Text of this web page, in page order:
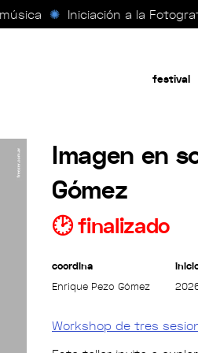
✺Iniciación a la Fotografía
festival
Imagen en
Gómez
🕑 finalizado
coordina
Enrique Pezo Gómez
Workshop de tres